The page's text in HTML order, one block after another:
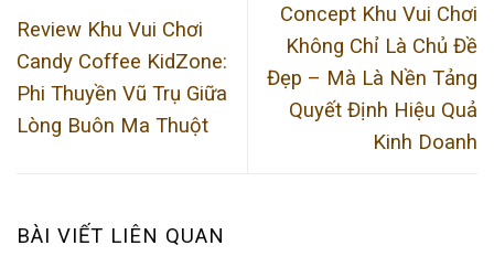
Review Khu Vui Chơi
Candy Coffee KidZone:
Phi Thuyền Vũ Trụ Giữa
Lòng Buôn Ma Thuột
Concept Khu Vui Chơi
Không Chỉ Là Chủ Đề
Đẹp – Mà Là Nền Tảng
Quyết Định Hiệu Quả
Kinh Doanh
BÀI VIẾT LIÊN QUAN